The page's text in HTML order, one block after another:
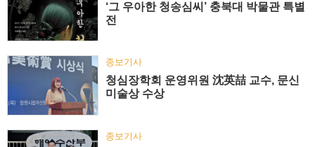
‘그 우아한 청송심씨’ 충북대 박물관 특별
전
종보기사
청심장학회 운영위원 沈英喆 교수, 문신
미술상 수상
종보기사